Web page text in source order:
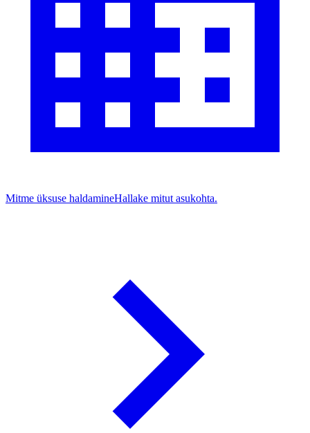
Mitme üksuse haldamineHallake mitut asukohta.